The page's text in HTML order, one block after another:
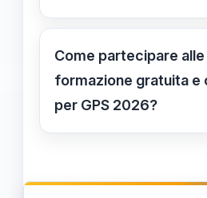
trasparenti.
L’obiettivo è chiarire
approfondire le novità
tempo reale alle
partecipanti, aiutando i
Come partecipare
formazione gratuita e
per GPS 2026?
Puoi partecipare a
dal Ministero, come il